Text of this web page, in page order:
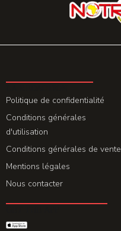
Politique de confidentialité
Conditions générales
d'utilisation
Conditions générales de vente
Mentions légales
Nous contacter